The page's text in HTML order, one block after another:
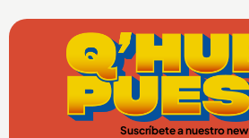
Suscríbete a nuestro